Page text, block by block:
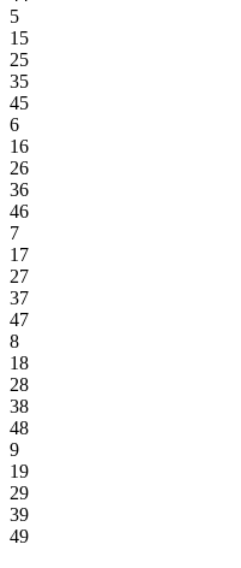
5
15
25
35
45
6
16
26
36
46
7
17
27
37
47
8
18
28
38
48
9
19
29
39
49